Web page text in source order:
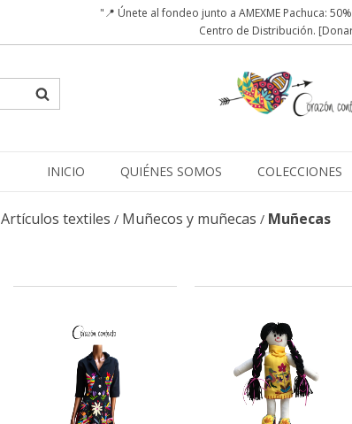
"📍 Únete al fondeo junto a AMEXME Pachuca:
Centro de Distribución.
INICIO QUIÉNES SOMOS COLECCIONES
Artículos textiles / Muñecos y muñecas / Muñecas